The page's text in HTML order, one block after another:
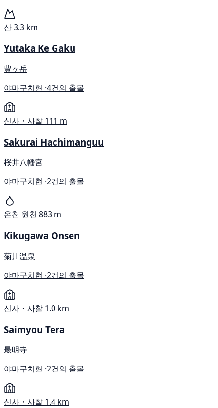
산3.3 km
Yutaka Ke Gaku
豊ヶ岳
야마구치현 ·4건의 출몰
신사・사찰 111 m
Sakurai Hachimanguu
桜井八幡宮
야마구치현 ·2건의 출몰
온천 원천 883 m
Kikugawa Onsen
菊川温泉
야마구치현 ·2건의 출몰
신사・사찰 1.0 km
Saimyou Tera
最明寺
야마구치현 ·2건의 출몰
신사・사찰 1.4 km